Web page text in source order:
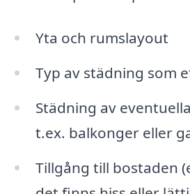
Yta och rumslayout
Typ av städning som
Städning av
t.ex. balkonger eller
Tillgång till bostaden